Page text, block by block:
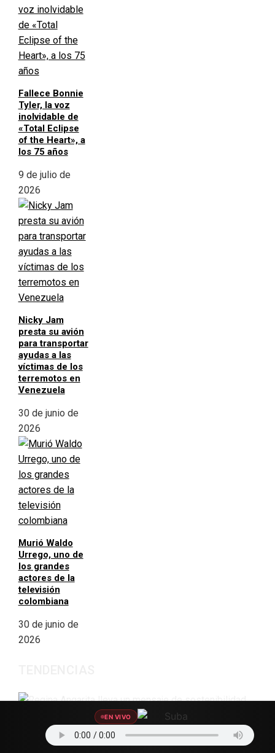
Fallece Bonnie
Tyler, la voz
inolvidable de
«Total Eclipse
of the Heart», a
los 75 años
9 de julio de
2026
Nicky Jam
presta su avión
para transportar
ayudas a las
víctimas de los
terremotos en
Venezuela
30 de junio de
2026
Murió Waldo
Urrego, uno de
los grandes
actores de la
televisión
colombiana
30 de junio de
2026
Regina Angarita lleva un mensaje de sostenibilidad por
EN VIVO